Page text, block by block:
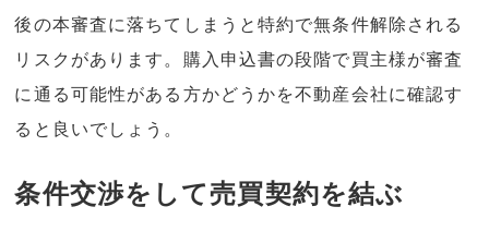
後の本審査に落ちてしまうと特約で無条件解除される
リスクがあります。購入申込書の段階で買主様が審査
に通る可能性がある方かどうかを不動産会社に確認す
ると良いでしょう。
条件交渉をして売買契約を結ぶ